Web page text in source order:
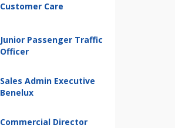
Customer Care
Junior Passenger Traffic
Officer
Sales Admin Executive
Benelux
Commercial Director